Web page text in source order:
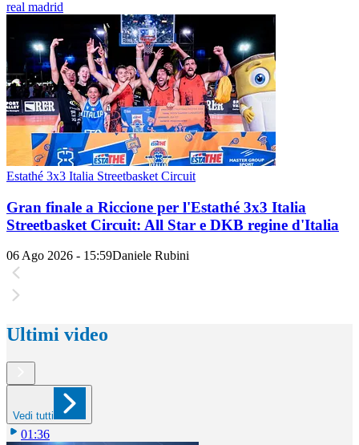
real madrid
Estathé 3x3 Italia Streetbasket Circuit
Gran finale a Riccione per l'Estathé 3x3 Italia
Streetbasket Circuit: All Star e DKB regine d'Italia
06 Ago 2026 - 15:59Daniele Rubini
Ultimi video
Vedi tutti
01:36